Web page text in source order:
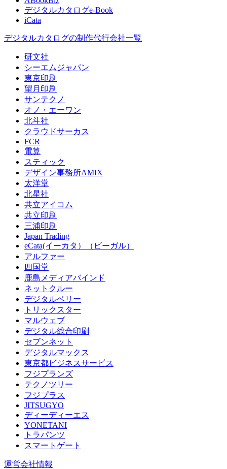
デジタルカタログe-Book
iCata
デジタルカタログの制作代行会社一覧
研文社
シーエムジャパン
東京印刷
望月印刷
サンテクノ
オノ・エーワン
北斗社
クラウドサーカス
FCR
電算
スティック
デザイン事務所AMIX
太洋堂
北星社
共立アイコム
共立印刷
三浦印刷
Japan Trading
eCata(イーカタ）（ビーガル）
アルファー
四国堂
鹿島メディアバインド
ネットクルー
デジタルベリー
トリックスター
マルウェブ
デジタル総合印刷
セブンネット
デジタルマックス
東京都ビジネスサービス
フジプランズ
テクノツリー
フジプラス
JITSUGYO
ディーディーエス
YONETANI
トラパンツ
スマートゲート
運営会社情報